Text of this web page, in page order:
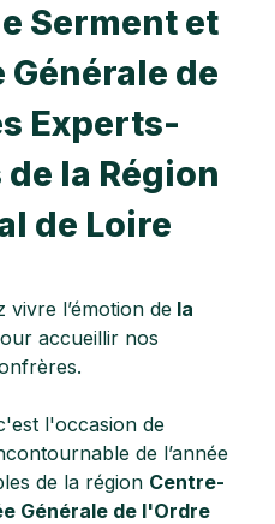
Serment et
de
Experts-
la Région
de Loire
vivre l’émotion de la
accueillir nos
l'occasion de
de l’année
de la région Centre-
Générale de l'Ordre